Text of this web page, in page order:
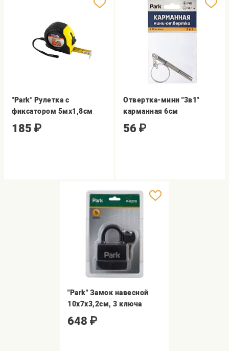
"Park" Рулетка с
фиксатором 5мх1,8см
185 ₽
Отвертка-мини "3в1"
карманная 6см
56 ₽
"Park" Замок навесной
10х7х3,2см, 3 ключа
648 ₽